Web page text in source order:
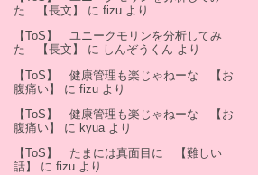
た 【長文】
に fizu より
【ToS】 ユニークモリンを分析してみ
た 【長文】
に しんぞうくん より
【ToS】 健康管理も楽じゃねーな 【お
腹痛い】
に fizu より
【ToS】 健康管理も楽じゃねーな 【お
腹痛い】
に kyua より
【ToS】 たまには真面目に 【難しい
話】
に fizu より